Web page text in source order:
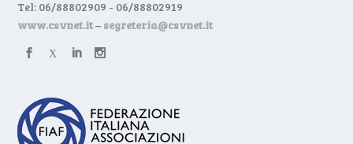
Tel: 06/88802909 - 06/88802919
www.csvnet.it– segreteria@csvnet.it